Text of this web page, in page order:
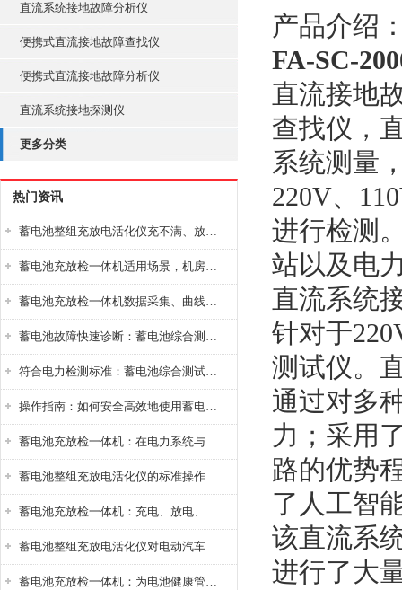
直流系统接地故障分析仪
便携式直流接地故障查找仪
便携式直流接地故障分析仪
直流系统接地探测仪
更多分类
热门资讯
蓄电池整组充放电活化仪充不满、放不完怎么办？
蓄电池充放检一体机适用场景，机房基站变电站铅酸蓄电池维护检测应用
蓄电池充放检一体机数据采集、曲线分析与电池健康状态智能评估功能详解
蓄电池故障快速诊断：蓄电池综合测试仪判断落后电池的方法与标准
符合电力检测标准：蓄电池综合测试仪测试规范与精度校准方法详解
操作指南：如何安全高效地使用蓄电池智能活化仪？
蓄电池充放检一体机：在电力系统与储能设备中的创新应用，确保蓄电池性能与可靠性
蓄电池整组充放电活化仪的标准操作流程：从接线设置到充放电参数设定的安全规范
蓄电池充放检一体机：充电、放电、检测三功能集成设备
蓄电池整组充放电活化仪对电动汽车电池有帮助吗？
蓄电池充放检一体机：为电池健康管理提供一站式解决方案
产品介绍
FA-SC-
直流接地
查找仪，
系统测量
220V、
进行检测
站以及电
直流系统
针对于
测试仪。
通过对多
力；采用
路的优势
了人工智
该直流系
进行了大